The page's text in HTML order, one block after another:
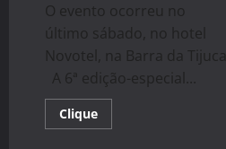
O evento ocorreu no
último sábado, no hotel
Novotel, na Barra da Tijuca
A 6ª edição-especial...
CliqueRead
more